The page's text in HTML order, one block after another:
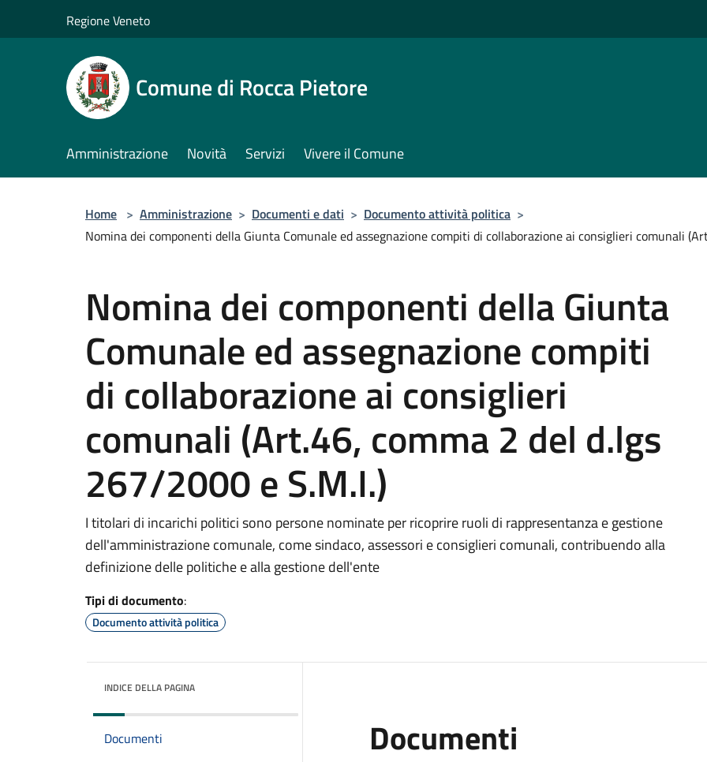
Regione Veneto
Comune di Rocca Pietore
Amministrazione Novità Servizi Vivere il Comune
Home > Amministrazione > Documenti e dati > Documento attività politica >
Nomina dei componenti della Giunta Comunale ed assegnazione compiti di collaborazione ai consiglieri comunali
Nomina dei componenti della Giunta
Comunale ed assegnazione compiti
di collaborazione ai consiglieri
comunali (Art.46, comma 2 del d.lgs
267/2000 e S.M.I.)
I titolari di incarichi politici sono persone nominate per ricoprire ruoli di rappresentanza e gestione
dell'amministrazione comunale, come sindaco, assessori e consiglieri comunali, contribuendo alla
definizione delle politiche e alla gestione dell'ente
Tipi di documento:
Documento attività politica
INDICE DELLA PAGINA
Documenti
Documenti